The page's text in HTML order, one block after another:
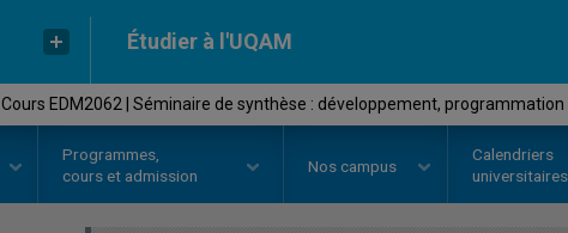
Étudier à l'UQAM
Cours EDM2062 | Séminaire de synthèse : développement,
Programmes,
cours et admission
Nos campus
Calendriers
universitaires